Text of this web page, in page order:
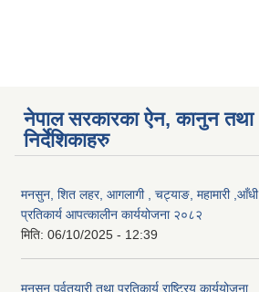
नेपाल सरकारका ऐन, कानुन तथा
निर्देशिकाहरु
मनसुन, शित लहर, आगलागी , चट्याङ, महामारी ,आँधी
प्रतिकार्य आपत्कालीन कार्ययोजना २०८२
मिति: 06/10/2025 - 12:39
मनसुन पूर्वतयारी तथा प्रतिकार्य राष्ट्रिय कार्ययोजना